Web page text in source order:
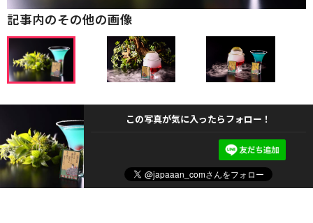
記事内のその他の画像
この写真が気に入ったらフォロー！